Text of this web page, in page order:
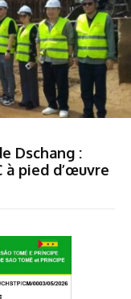
Dschang :
à pied d’œuvre